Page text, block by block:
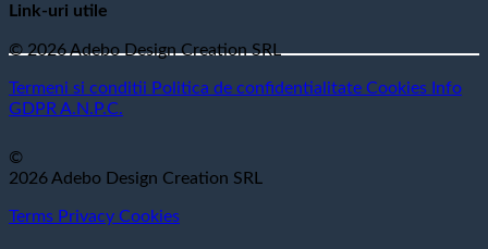
Link-uri utile
© 2026 Adebo Design Creation SRL
Termeni si conditii Politica de confidentialitate Cookies Info
GDPR A.N.P.C.
©
2026 Adebo Design Creation SRL
Terms Privacy Cookies